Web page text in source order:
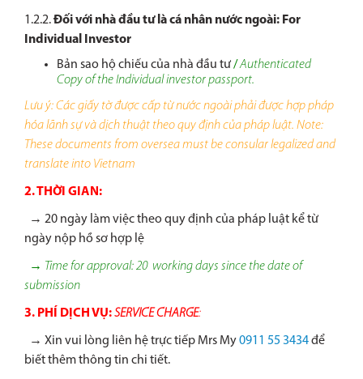
1.2.2.Đối với nhà đầu tư là cá nhân nước ngoài: For
Individual Investor
Bản sao hộ chiếu của nhà đầu tư/Authenticated
Copy of the Individual investorpassport.
Lưu ý: Các giấy tờ được cấp từ nước ngoài phải được hợp pháp
hóa lãnh sự và dịch thuật theo quy định của pháp luật. Note:
These documents from overseamust be consular legalizedand
translate into Vietnam
2. THỜI GIAN:
→ 20 ngày làm việc theo quy định của pháp luật kể từ
ngày nộp hồ sơ hợp lệ
→ Time for approval: 20 working days since the date of
submission
3. PHÍ DỊCH VỤ:SERVICE CHARGE:
→ Xin vui lòng liên hệ trực tiếp Mrs My0911 55 3434để
biết thêm thông tin chi tiết.